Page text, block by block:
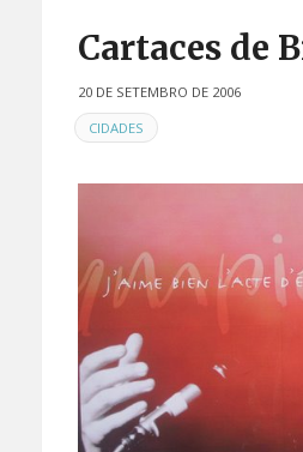
Cartaces de
20 DE SETEMBRO DE 2006
EN
CIDADES